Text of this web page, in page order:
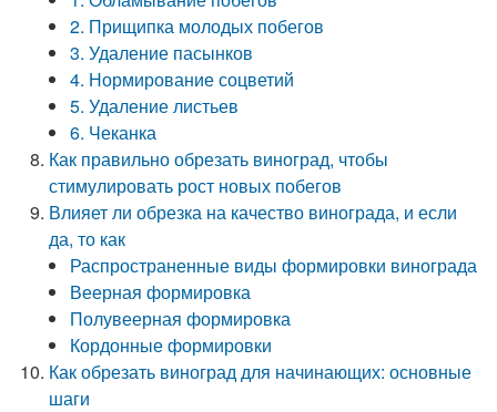
2. Прищипка молодых побегов
3. Удаление пасынков
4. Нормирование соцветий
5. Удаление листьев
6. Чеканка
Как правильно обрезать виноград, чтобы
стимулировать рост новых побегов
Влияет ли обрезка на качество винограда, и если
да, то как
Распространенные виды формировки винограда
Веерная формировка
Полувеерная формировка
Кордонные формировки
Как обрезать виноград для начинающих: основные
шаги